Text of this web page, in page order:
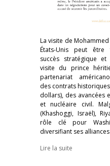
La visite de
États-Unis peut
succès stratégique et
visite du prince
partenariat
des contrats
dollars), des avancées
et nucléaire civil.
(Khashoggi, Israël),
rôle clé pour
diversifiant ses alliances
Lire la suite